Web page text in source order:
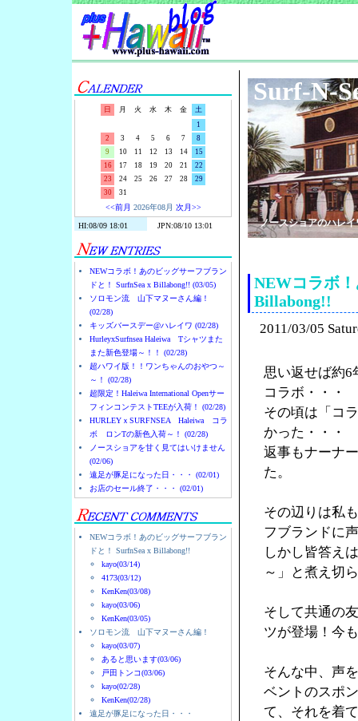
日 月 火 水 木 金
土
1
2
3 4 5 6 7
8
9
10 11 12 13 14
15
16
17 18 19 20 21
22
23
24 25 26 27 28
29
30
31
<<前月 2026年08月 次月>>
NEWコラボ！あのビッグサーフブラン
ドと！ SurfnSea x Billabong!! (03/05)
ソロモン流 山下マヌーさん編！
(02/28)
キッズバースデー@ハレイワ (02/28)
HurleyxSurfnsea Haleiwa Tシャツまた
また新色登場～！！ (02/28)
超ハワイ版！！ワンちゃんのおやつ～
～！ (02/28)
超限定！Haleiwa International Openサー
フィンコンテストTEEが入荷！ (02/28)
HURLEYｘSURFNSEA Haleiwa コラ
ボ ロンTの新色入荷～！ (02/28)
ノースショアを甘く見てはいけません
(02/06)
遠足が豚足になった日・・・ (02/01)
お店のセール終了・・・ (02/01)
NEWコラボ！あのビッグサーフブラン
ドと！ SurfnSea x Billabong!!
kayo(03/14)
4173(03/12)
KenKen(03/08)
kayo(03/06)
KenKen(03/05)
ソロモン流 山下マヌーさん編！
kayo(03/07)
あると思います(03/06)
戸田トンコ(03/06)
kayo(02/28)
KenKen(02/28)
遠足が豚足になった日・・・
Surf-N-
ノースショアのハレ
NEWコラボ
Billabong!!
2011/03/05
思い返せば約6
コラボ・・・
その頃は「コ
かった・・・
返事もナーナ
た。
その辺りは私
フブランドに
しかし皆答え
～」と煮え切
そして共通の
ツが登場！今
そんな中、声
ベントのスポ
て、それを着